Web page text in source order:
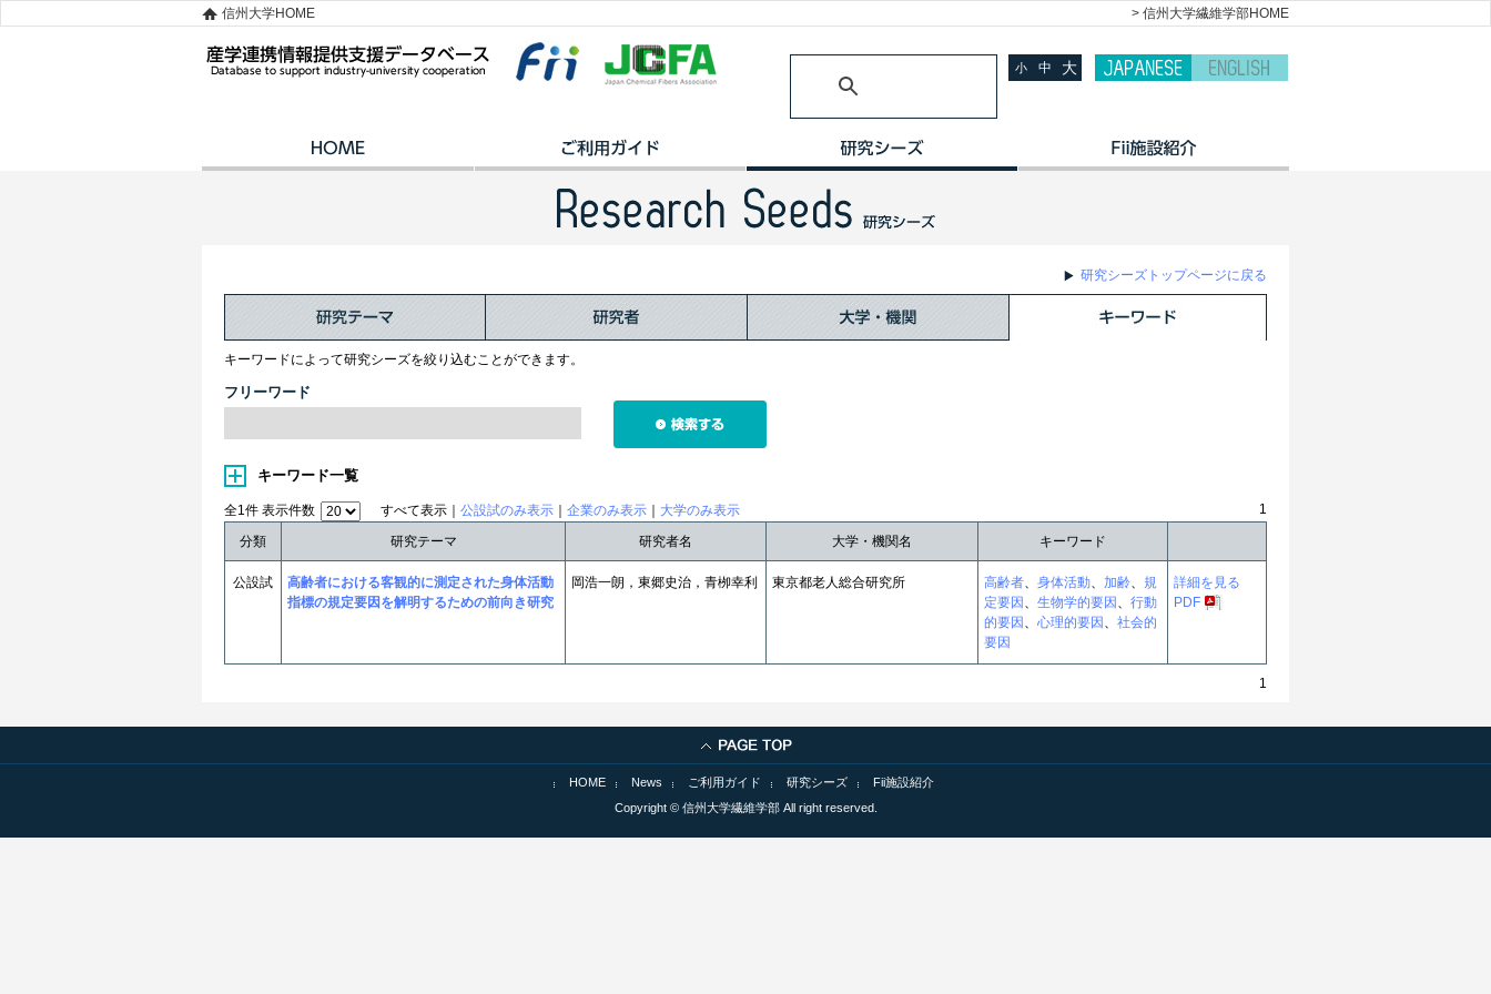
> 信州大学繊維学部HOME
信州大学HOME
小 中 大
研究シーズトップページに戻る
キーワードによって研究シーズを絞り込むことができます。
フリーワード
キーワード一覧
全1件 表示件数 すべて表示｜ 公設試のみ表示 企業のみ表示 大学のみ表示 1
分類 研究テーマ 研究者名 大学・機関名 キーワード
公設試
高齢者における客観的に測定された身体活動
指標の規定要因を解明するための前向き研究
岡浩一朗，東郷史治，青栁幸利 東京都老人総合研究所 高齢者、 身体活動、 加齢、 規
定要因 、 生物学的要因 、 行動
的要因 、 心理的要因 、 社会的
要因
詳細を見る
PDF
1
HOME News ご利用ガイド 研究シーズ
Fii施設紹介
Copyright © 信州大学繊維学部 All right reserved.